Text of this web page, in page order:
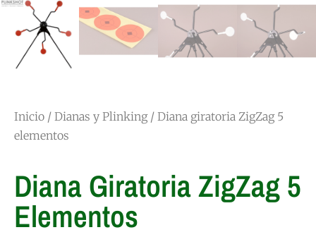
Inicio / Dianas y Plinking/ Diana giratoria ZigZag 5
elementos
Diana Giratoria ZigZag 5
Elementos